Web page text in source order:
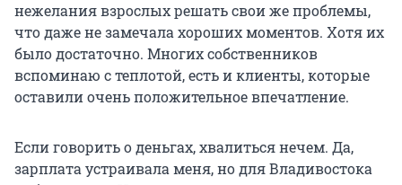
нежелания взрослых решать свои же проблемы,
что даже не замечала хороших моментов. Хотя их
было достаточно. Многих собственников
вспоминаю с теплотой, есть и клиенты, которые
оставили очень положительное впечатление.
Если говорить о деньгах, хвалиться нечем. Да,
зарплата устраивала меня, но для Владивостока